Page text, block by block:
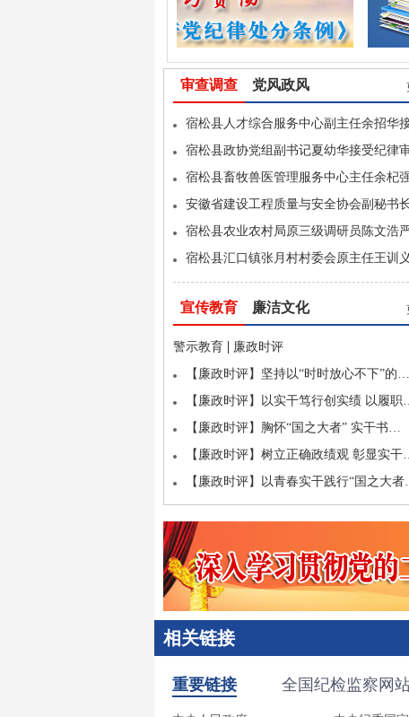
审查调查 党风政风
宿松县人才综合服务中心副主任余招华
宿松县政协党组副书记夏幼华接受纪律
宿松县畜牧兽医管理服务中心主任余杞
安徽省建设工程质量与安全协会副秘书
宿松县农业农村局原三级调研员陈文浩
宿松县汇口镇张月村村委会原主任王训
宣传教育 廉洁文化
警示教育 | 廉政时评
【廉政时评】坚持以“时时放心不下”的…
【廉政时评】以实干笃行创实绩 以履
【廉政时评】胸怀“国之大者” 实干书…
【廉政时评】树立正确政绩观 彰显实
【廉政时评】以青春实干践行“国之大
相关链接
重要链接 全国纪检监察网